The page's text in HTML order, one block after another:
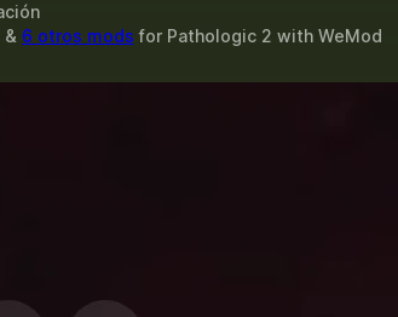
6 otros mods for Pathologic 2 with WeMod